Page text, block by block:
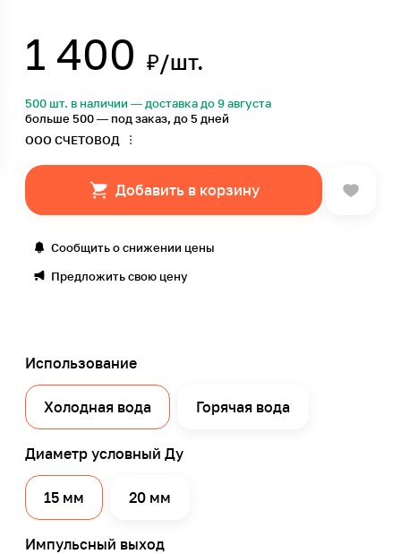
1 400 ₽/шт.
500 шт. в наличии — доставка до 9 августа
больше 500 — под заказ, до 5 дней
ООО СЧЕТОВОД
Добавить в корзину
Сообщить о снижении цены
Предложить свою цену
Использование
Холодная вода Горячая вода
Диаметр условный Ду
15 мм 20 мм
Импульсный выход